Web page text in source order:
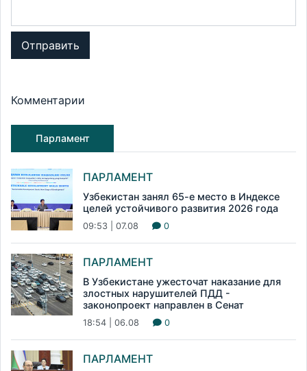
Отправить
Комментарии
Парламент
ПАРЛАМЕНТ
Узбекистан занял 65-е место в Индексе
целей устойчивого развития 2026 года
09:53 | 07.08 0
ПАРЛАМЕНТ
В Узбекистане ужесточат наказание для
злостных нарушителей ПДД -
законопроект направлен в Сенат
18:54 | 06.08 0
ПАРЛАМЕНТ